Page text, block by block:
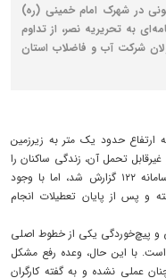
در شهرک امام خمینی (ره)
به تحریریه نصر، از تداوم
شرکت آب و فاضلاب استان
فاضلاب به ارتفاع حدود یک متر به زیرزمین
تحمل آن، زندگی ساکنان را
مختل کرده است. این موضوع بلافاصله از طریق سامانه ۱۲۲ گزارش شد، اما با وجود
مکرر، رسیدگی به آن با تأخیر ۴۸ ساعته و پس از پایان تعطیلات انجام
و پیچ‌خوردگی یکی از خطوط اصلی
بلوک‌ها بوده است. با این حال، وعده رفع مشکل
از گذشت بیش از ۶۵ روز همچنان عملی نشده و به گفته کارگران